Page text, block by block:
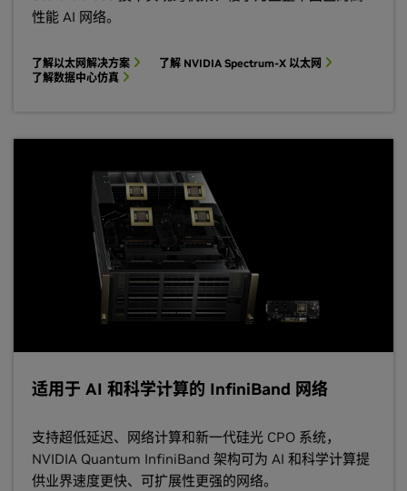
性能 AI 网络。
了解以太网解决方案
了解 NVIDIA Spectrum-X 以太网
了解数据中心仿真
适用于 AI 和科学计算的 InfiniBand 网络
支持超低延迟、网络计算和新一代硅光 CPO 系统，
NVIDIA Quantum InfiniBand 架构可为 AI 和科学计算提
供业界速度更快、可扩展性更强的网络。